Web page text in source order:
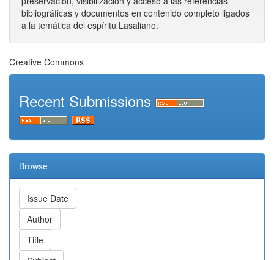
bibliográficas y documentos en contenido completo ligados
a la temática del espíritu Lasaliano.
Creative Commons
Recent Submissions
Browse